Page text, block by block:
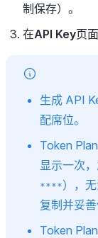
制保存）。
在API Key页
生成 API
配席位。
Token
显示一次
****），
复制并妥善
Token